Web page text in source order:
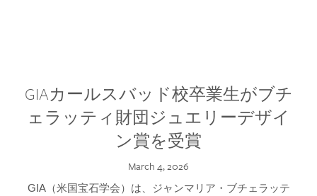
GIAカールスバッド校卒業生がブチ
ェラッティ財団ジュエリーデザイ
ン賞を受賞
March 4, 2026
GIA（米国宝石学会）は、ジャンマリア・ブチェラッテ